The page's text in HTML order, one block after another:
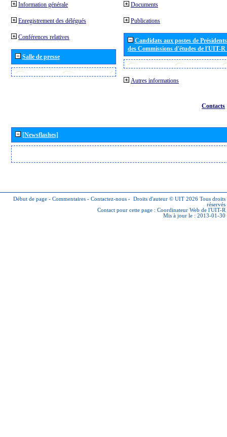
Information générale
Enregistrement des délégués
Conférences relatives
Salle de presse
Documents
Publications
Candidats aux postes de
des Commissions d'études de l'UIT-
Autres informations
Contacts
[Newsflashes]
Début de page - Commentaires - Contactez-nous - Droits d'auteur © UIT 2026 Tous droits
réservés
Contact pour cette page : Coordinateur Web de l'UIT-R
Mis à jour le : 2013-01-30